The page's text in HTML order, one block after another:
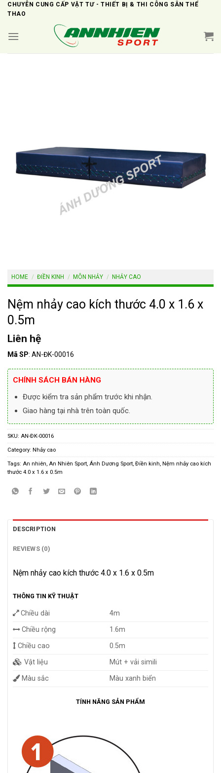
SkipCHUYÊN CUNG CẤP VẬT TƯ - THIẾT BỊ & THI CÔNG SÂN THỂ
THAO
HOME / ĐIỀN KINH / MÔN NHẢY / NHẢY CAO
Nệm nhảy cao kích thước 4.0 x 1.6 x
0.5m
Liên hệ
Mã SP: AN-ĐK-00016
CHÍNH SÁCH BÁN HÀNG
Được kiểm tra sản phẩm trước khi nhận.
Giao hàng tại nhà trên toàn quốc.
SKU: AN-ĐK-00016
Category: Nhảy cao
Tags: An nhiên, An Nhiên Sport, Ánh Dương Sport, Điền kinh, Nệm nhảy cao kích
thước 4.0 x 1.6 x 0.5m
DESCRIPTION
REVIEWS (0)
Nệm nhảy cao kích thước 4.0 x 1.6 x 0.5m
THÔNG TIN KỸ THUẬT
Chiều dài
4m
Chiều rộng
1.6m
Chiều cao
0.5m
Vật liệu
Mút + vải simili
Màu sắc
Màu xanh biển
TÍNH NĂNG SẢN PHẨM